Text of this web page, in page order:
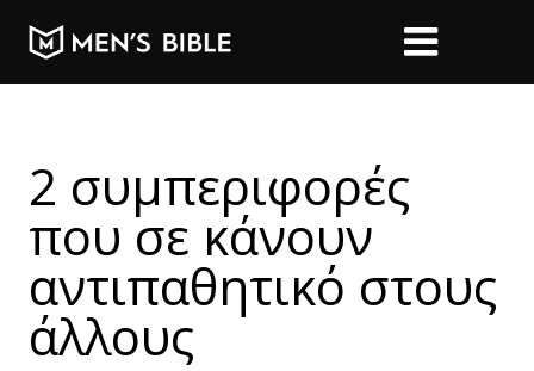
2 συμπεριφορές
που σε κάνουν
αντιπαθητικό στους
άλλους